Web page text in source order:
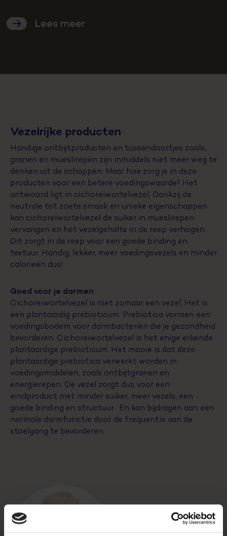
Lees meer
Vezelrijke producten
Handige ontbijtproducten en tussendoortjes zoals,
granen en mueslirepen zijn inmiddels niet meer weg te
denken uit de schappen. Maar hoe zorg je in deze
producten voor een betere voedingswaarde? Het
antwoord ligt in cichoreiwortelvezel. Dankzij de
neutrale tot zoete smaak en unieke eigenschappen
kan cichoreiwortelvezel de suiker in mueslirepen
vervangen en het vezelgehalte in de reep verhogen.
Dit zorgt in de reep voor een goede binding en
textuur. Handig, lekker, meer voedingsvezels en minder
calorieën dus!
Goed voor je darmen
Cichoreiwortelvezel is niet zomaar een vezel. Het is
een plantaardig prebioticum. Prebiotica vormen een
voedingsbodem voor darmbacteriën die je gezondheid
bevorderen. Cichoreiwortelvezel is het enige erkende
plantaardige prebioticum. Het mooie is dat deze
plantaardige prebiotica verwerkt worden in
voedingsmiddelen, zoals ontbijtgranen en
energierepen. De vezel zorgt dus voor een
eindproduct met minder suiker, meer vezels, een
goede binding en structuur. En kan bijdragen aan een
normale darmfunctie door de frequentie van de
stoelgang te bevorderen.